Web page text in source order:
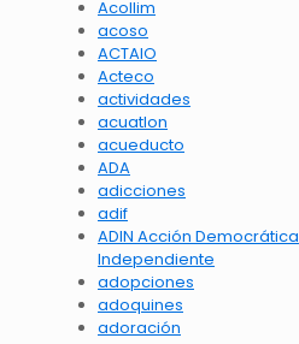
Acollim
acoso
ACTAIO
Acteco
actividades
acuatlon
acueducto
ADA
adicciones
adif
ADIN Acción Democrática
Independiente
adopciones
adoquines
adoración